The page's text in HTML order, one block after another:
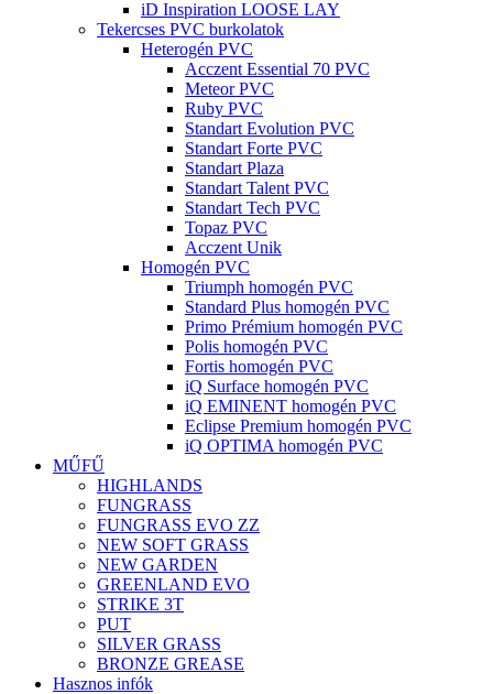
iD Inspiration LOOSE LAY
Tekercses PVC burkolatok
Heterogén PVC
Acczent Essential 70 PVC
Meteor PVC
Ruby PVC
Standart Evolution PVC
Standart Forte PVC
Standart Plaza
Standart Talent PVC
Standart Tech PVC
Topaz PVC
Acczent Unik
Homogén PVC
Triumph homogén PVC
Standard Plus homogén PVC
Primo Prémium homogén PVC
Polis homogén PVC
Fortis homogén PVC
iQ Surface homogén PVC
iQ EMINENT homogén PVC
Eclipse Premium homogén PVC
iQ OPTIMA homogén PVC
MŰFŰ
HIGHLANDS
FUNGRASS
FUNGRASS EVO ZZ
NEW SOFT GRASS
NEW GARDEN
GREENLAND EVO
STRIKE 3T
PUT
SILVER GRASS
BRONZE GREASE
Hasznos infók